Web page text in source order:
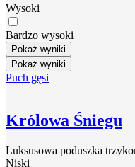
Wysoki
Bardzo wysoki
Pokaż wyniki
Pokaż wyniki
Puch gęsi
Królowa Śniegu
Luksusowa poduszka
Niski